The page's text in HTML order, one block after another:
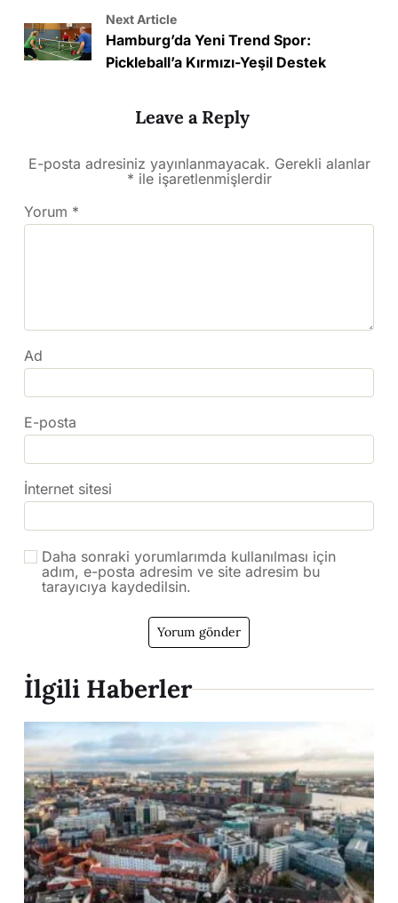
Next Article
Hamburg’da Yeni Trend Spor:
Pickleball’a Kırmızı-Yeşil Destek
Leave a Reply
E-posta adresiniz yayınlanmayacak. Gerekli alanlar
* ile işaretlenmişlerdir
Yorum *
Ad
E-posta
İnternet sitesi
Daha sonraki yorumlarımda kullanılması için
adım, e-posta adresim ve site adresim bu
tarayıcıya kaydedilsin.
İlgili Haberler